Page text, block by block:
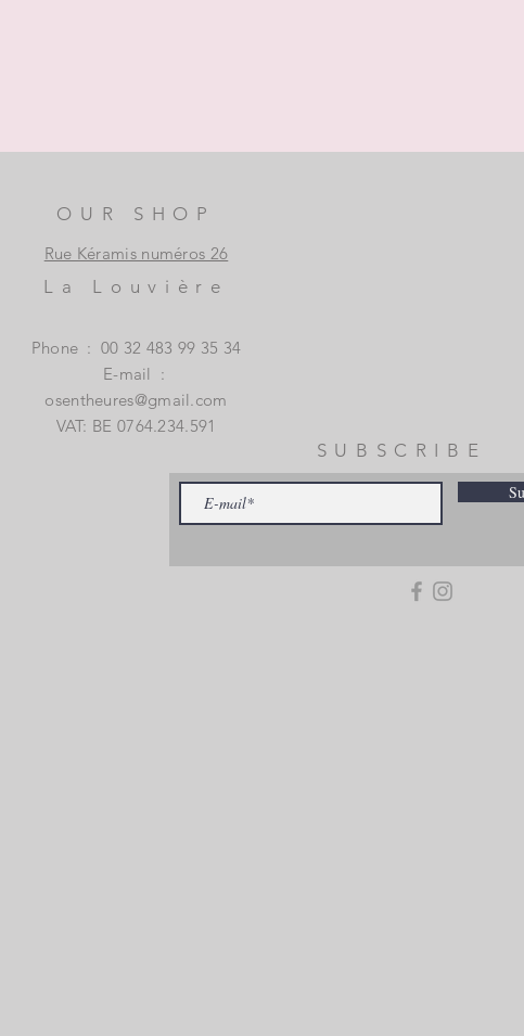
OUR SHOP
Rue Kéramis numéros 26
La Louvière
Phone : 00 32 483 99 35 34
E-mail :
osentheures@gmail.com
VAT: BE 0764.234.591
SUBSCRIBE